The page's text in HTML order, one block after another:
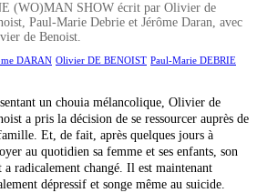
(WO)MAN SHOW écrit par Olivier de
Paul-Marie Debrie et Jérôme Daran, avec
de Benoist.
DARAN Olivier DE BENOIST Paul-Marie DEBRIE
un chouia mélancolique, Olivier de
a pris la décision de se ressourcer auprès de
Et, de fait, après quelques jours à
au quotidien sa femme et ses enfants, son
a radicalement changé. Il est maintenant
dépressif et songe même au suicide.